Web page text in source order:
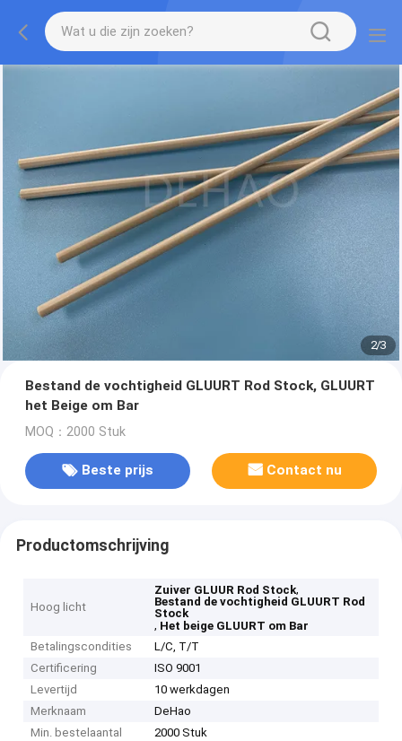
2/3
Bestand de vochtigheid GLUURT Rod Stock, GLUURT
het Beige om Bar
MOQ：2000 Stuk
Beste prijs Contact nu
Productomschrijving
Hoog licht
Zuiver GLUUR Rod Stock,
Bestand de vochtigheid GLUURT Rod
Stock
, Het beige GLUURT om Bar
Betalingscondities
L/C, T/T
Certificering
ISO 9001
Levertijd
10 werkdagen
Merknaam
DeHao
Min. bestelaantal
2000 Stuk